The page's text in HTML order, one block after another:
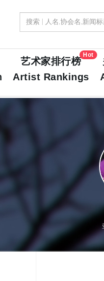
艺术家排行榜
Artist Rankings
Hot